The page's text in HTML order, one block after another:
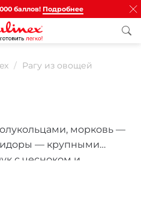
баллов! Подробнее
Рагу из овощей
морковь —
— крупными
с чесноком и
Все овощи
растительное масло,